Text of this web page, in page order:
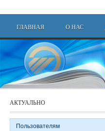
Main menu
ГЛАВНАЯ О НАС
АКТУАЛЬНО
Пользователям